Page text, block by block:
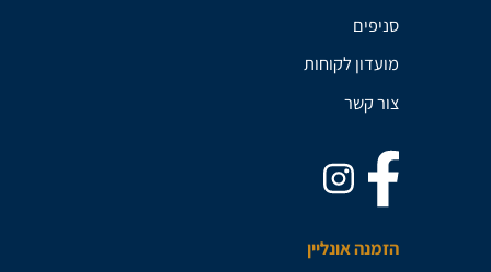
סניפים
מועדון לקוחות
צור קשר
הזמנה אונליין